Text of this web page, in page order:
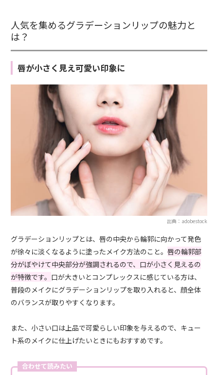
人気を集めるグラデーションリップの魅力と
は？
唇が小さく見え可愛い印象に
出典：adobestock
グラデーションリップとは、唇の中央から輪郭に向かって発色
が徐々に淡くなるように塗ったメイク方法のこと。唇の輪郭部
分がぼやけて中央部分が強調されるので、口が小さく見えるの
が特徴です。 口が大きいとコンプレックスに感じている方は、
普段のメイクにグラデーションリップを取り入れると、顔全体
のバランスが取りやすくなります。
また、小さい口は上品で可愛らしい印象を与えるので、キュー
ト系のメイクに仕上げたいときにもおすすめです。
合わせて読みたい